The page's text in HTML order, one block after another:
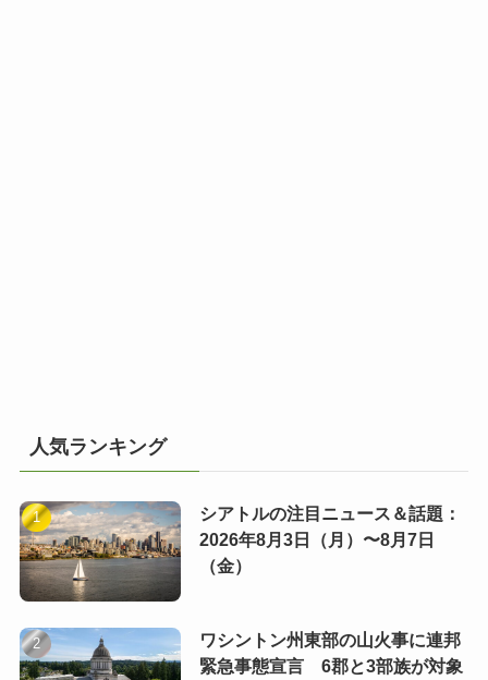
人気ランキング
シアトルの注目ニュース＆話題：
2026年8月3日（月）〜8月7日
（金）
ワシントン州東部の山火事に連邦
緊急事態宣言 6郡と3部族が対象